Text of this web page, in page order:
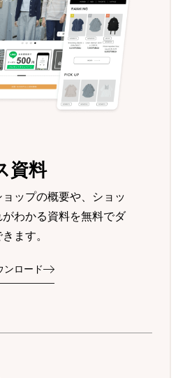
資料
ップの概要や、ショッ
わかる資料を無料でダ
ます。
ンロード